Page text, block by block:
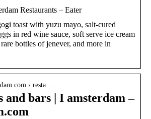
Restaurants – Eater
toast with yuzu mayo, salt-cured
in red wine sauce, soft serve ice cream
bottles of jenever, and more in
› resta…
and bars | I amsterdam –